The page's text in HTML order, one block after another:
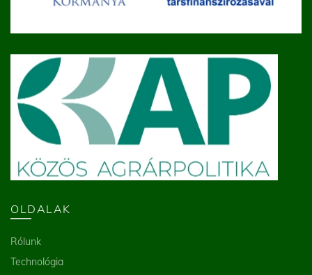
OLDALAK
Rólunk
Technológia